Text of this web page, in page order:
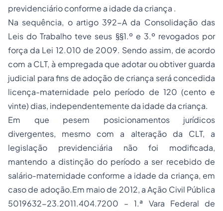
previdenciário conforme a idade da criança .
Na sequência, o artigo 392-A da Consolidação das
Leis do Trabalho teve seus §§1.º e 3.º revogados por
força da Lei 12.010 de 2009. Sendo assim, de acordo
com a CLT, à empregada que adotar ou obtiver guarda
judicial para fins de adoção de criança será concedida
licença-maternidade pelo período de 120 (cento e
vinte) dias, independentemente da idade da criança.
Em que pesem posicionamentos jurídicos
divergentes, mesmo com a alteração da CLT, a
legislação previdenciária não foi modificada,
mantendo a distinção do período a ser recebido de
salário-maternidade conforme a idade da criança, em
caso de adoção.Em maio de 2012, a Ação Civil Pública
5019632-23.2011.404.7200 – 1.ª Vara Federal de